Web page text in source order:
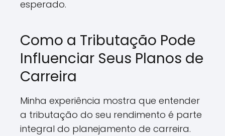
esperado.
Como a Tributação Pode
Influenciar Seus Planos de
Carreira
Minha experiência mostra que entender
a tributação do seu rendimento é parte
integral do planejamento de carreira.